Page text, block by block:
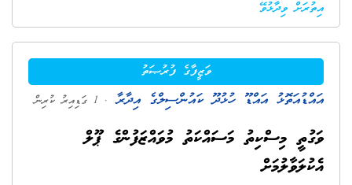
އިތުރަށް ވިދާޅުވޭ
ވަޒީފާގެ ފުރުޞަތު
އައްޑުއަތޮޅު އައްޑޫ ހުޅުދޫ ކައުންސިލްގެ އިދާރާ . 1 ގަޑިއިރު ކުރިން
ވަގުތީ މިސްކިތު މަސައްކަތު މުވައްޒަފުންގެ ޕޫލް
އެކުލަވާލުމަށް